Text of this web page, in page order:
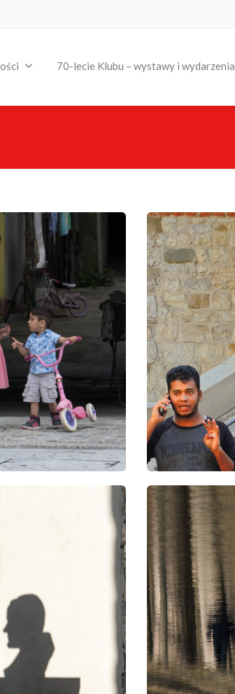
70-lecie Klubu – wystawy i wydarzenia